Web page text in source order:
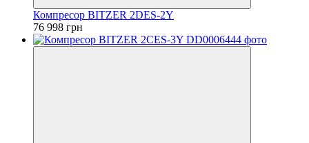
Компресор BITZER 2DES-2Y
76 998 грн